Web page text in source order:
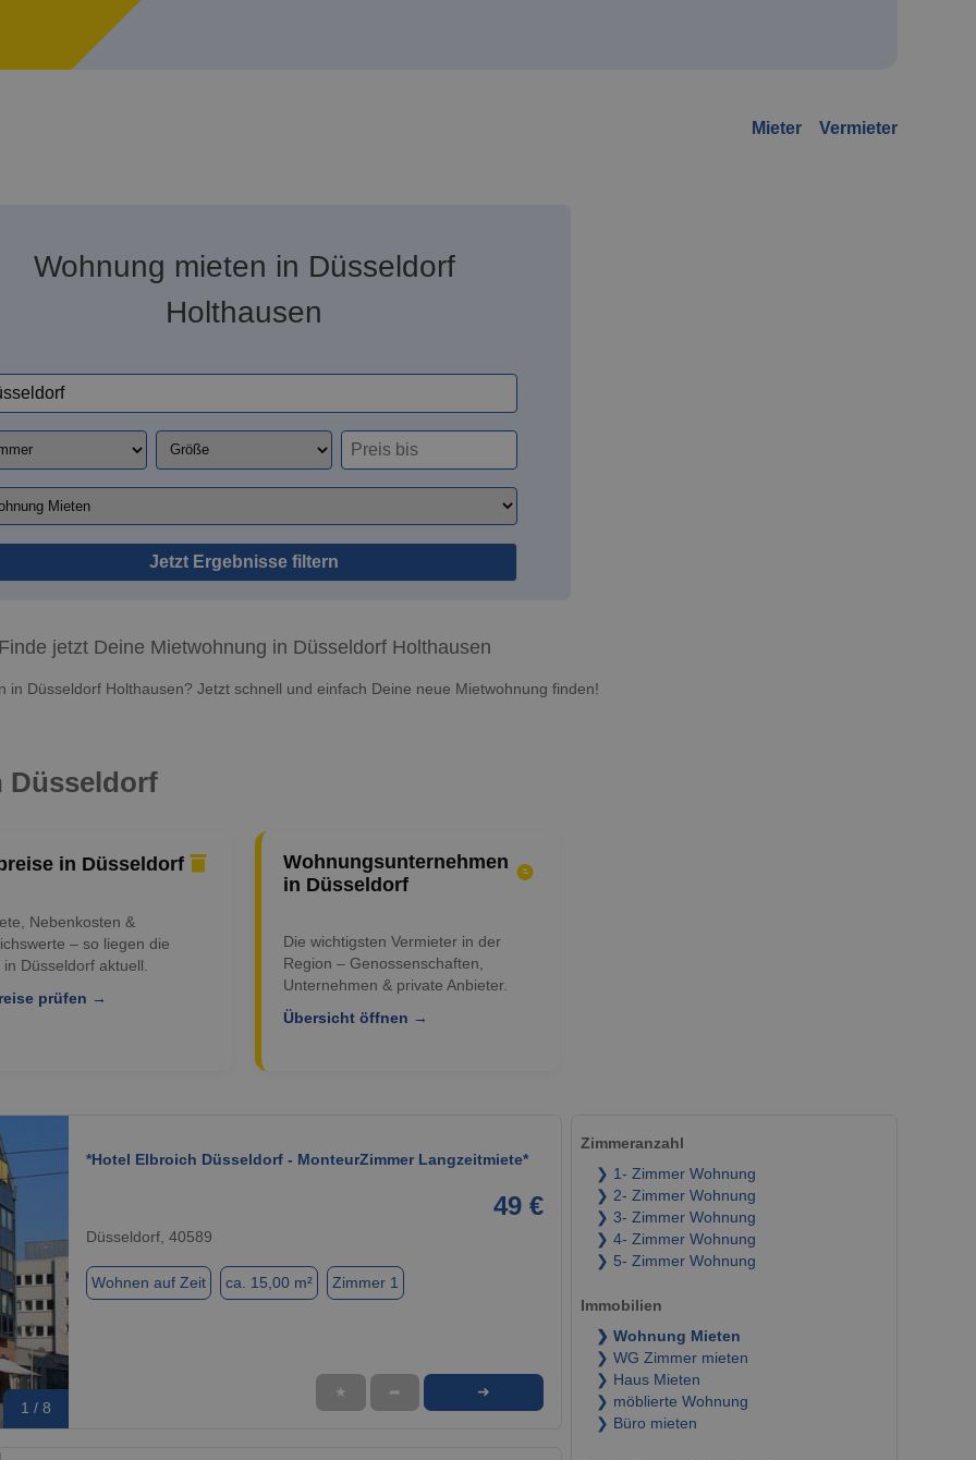
Mieter Vermieter
Wohnung mieten in Düsseldorf
Holthausen
Jetzt Ergebnisse filtern
jetzt Deine Mietwohnung in Düsseldorf Holthausen
in Düsseldorf Holthausen? Jetzt schnell und einfach Deine neue Mietwohnung finden!
Düsseldorf
in Düsseldorf
Nebenkosten &
– so liegen die
Düsseldorf aktuell.
prüfen →
Wohnungsunternehmen
in Düsseldorf
Die wichtigsten Vermieter in der
Region – Genossenschaften,
Unternehmen & private Anbieter.
Übersicht öffnen →
1 / 8
*Hotel Elbroich Düsseldorf - MonteurZimmer Langzeitmiete*
49 €
Düsseldorf, 40589
Wohnen auf Zeit ca. 15,00 m² Zimmer 1
★ ➦ ➜
Zimmeranzahl
❯ 1- Zimmer Wohnung
❯ 2- Zimmer Wohnung
❯ 3- Zimmer Wohnung
❯ 4- Zimmer Wohnung
❯ 5- Zimmer Wohnung
Immobilien
❯ Wohnung Mieten
❯ WG Zimmer mieten
❯ Haus Mieten
❯ möblierte Wohnung
❯ Büro mieten